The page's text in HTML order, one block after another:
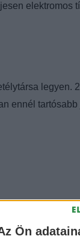
Ön
elektromos
legyen.
ennél